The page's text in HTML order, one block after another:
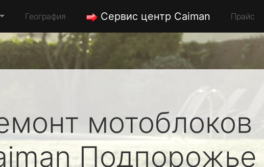
География Сервис центр Caiman Прайс
мотоблоков
Подпорожье